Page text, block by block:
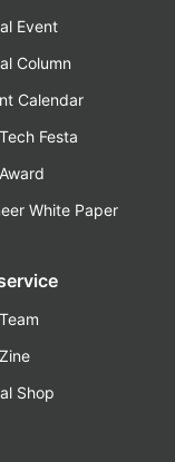
Event
Column
Calendar
Festa
White Paper
Shop